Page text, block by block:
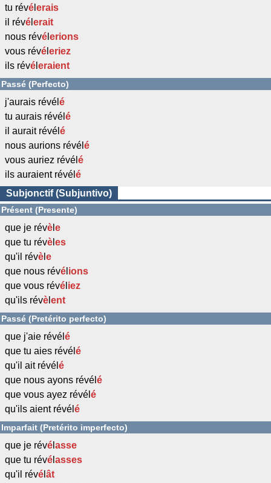
tu révé erais
il révé erait
nous révé erions
vous révé eriez
ils révé eraient
Passé (Perfecto)
j'aurais révél é
tu aurais révél é
il aurait révél é
nous aurions révél é
vous auriez révél é
ils auraient révél é
Subjonctif (Subjuntivo)
Présent (Presente)
que je révè e
que tu révè es
qu'il révè e
que nous révé ions
que vous révé iez
qu'ils révè ent
Passé (Pretérito perfecto)
que j'aie révél é
que tu aies révél é
qu'il ait révél é
que nous ayons révél é
que vous ayez révél é
qu'ils aient révél é
Imparfait (Pretérito imperfecto)
que je révé asse
que tu révé asses
qu'il révé ât